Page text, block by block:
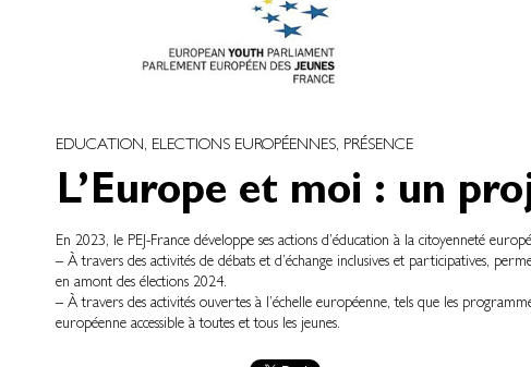
EDUCATION, ELECTIONS EUROPÉENNES, PRÉSENCE
L’Europe et moi : un
En 2023, le PEJ-France développe ses actions d’éducation à la citoyenneté
– À travers des activités de débats et d’échange inclusives et participatives,
en amont des élections 2024.
– À travers des activités ouvertes à l’échelle européenne, tels que les
européenne accessible à toutes et tous les jeunes.